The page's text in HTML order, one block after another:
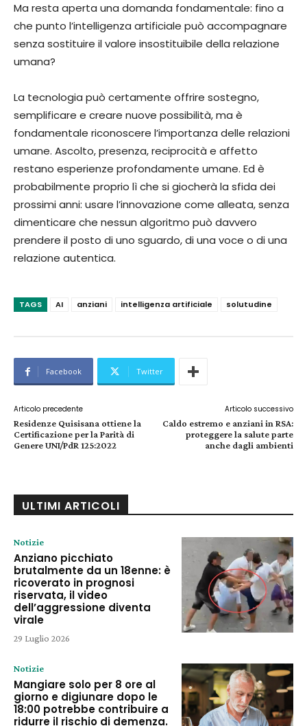
Ma resta aperta una domanda fondamentale: fino a
che punto l’intelligenza artificiale può accompagnare
senza sostituire il valore insostituibile della relazione
umana?
La tecnologia può certamente offrire sostegno,
semplificare e creare nuove possibilità, ma è
fondamentale riconoscere l’importanza delle relazioni
umane. Ascolto, presenza, reciprocità e affetto
restano esperienze profondamente umane. Ed è
probabilmente proprio lì che si giocherà la sfida dei
prossimi anni: usare l’innovazione come alleata, senza
dimenticare che nessun algoritmo può davvero
prendere il posto di uno sguardo, di una voce o di una
relazione autentica.
TAGS AI anziani intelligenza artificiale solutudine
Facebook Twitter
Articolo precedente
Residenze Quisisana ottiene la
Certificazione per la Parità di
Genere UNI/PdR 125:2022
Articolo successivo
Caldo estremo e anziani in RSA:
proteggere la salute parte
anche dagli ambienti
ULTIMI ARTICOLI
Notizie
Anziano picchiato
brutalmente da un 18enne: è
ricoverato in prognosi
riservata, il video
dell’aggressione diventa
virale
29 Luglio 2026
Notizie
Mangiare solo per 8 ore al
giorno e digiunare dopo le
18:00 potrebbe contribuire a
ridurre il rischio di demenza.